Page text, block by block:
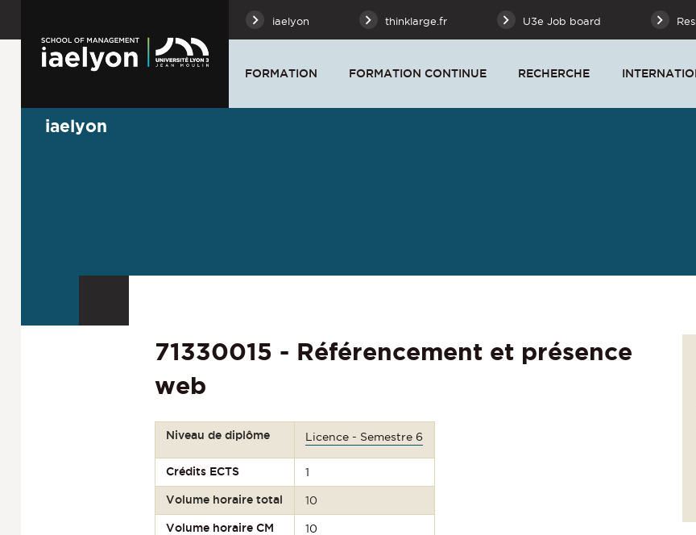
iaelyon thinklarge.fr U3e Job board
FORMATION FORMATION CONTINUE RECHERCHE
iaelyon
71330015 - Référencement et présence
web
Niveau de diplôme Licence - Semestre 6
Crédits ECTS 1
Volume horaire total 10
Volume horaire CM 10